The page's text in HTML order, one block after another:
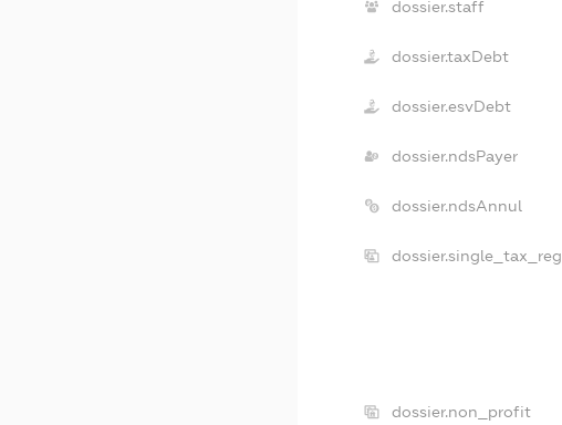
dossier.staff
dossier.taxDebt
dossier.esvDebt
dossier.ndsPayer
dossier.ndsAnnul
dossier.single_tax_reg
dossier.non_profit